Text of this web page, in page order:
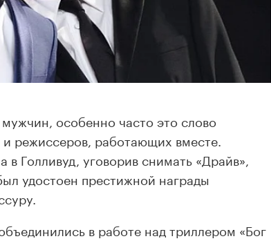
особенно часто это слово
режиссеров, работающих вместе.
Голливуд, уговорив снимать «Драйв»,
удостоен престижной награды
в работе над триллером «Бог